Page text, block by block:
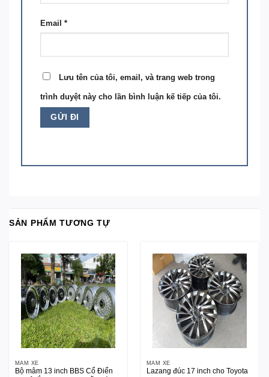
Email *
Lưu tên của tôi, email, và trang web trong
trình duyệt này cho lần bình luận kế tiếp của tôi.
SẢN PHẨM TƯƠNG TỰ
MÂM XE
Bộ mâm 13 inch BBS Cổ Điển
MÂM XE
Lazang đúc 17 inch cho Toyota